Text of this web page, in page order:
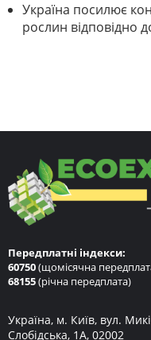
Україна посилює
рослин відповідно
Передплатні індекси:
60750(щомісячна
68155(річна передплата)
Україна, м. Київ, вул.
Слобідська, 1А, 02002